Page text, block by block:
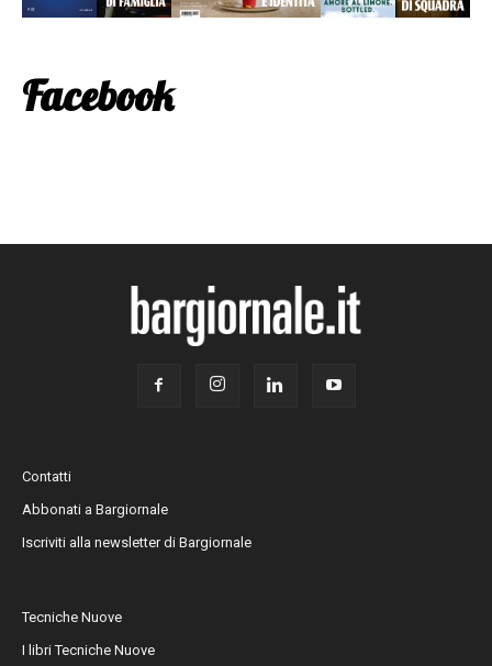
Facebook
Contatti
Abbonati a Bargiornale
Iscriviti alla newsletter di Bargiornale
Tecniche Nuove
I libri Tecniche Nuove